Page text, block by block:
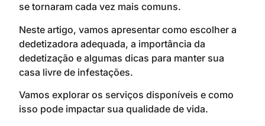
se tornaram cada vez mais comuns.
Neste artigo, vamos apresentar como escolher a
dedetizadora adequada, a importância da
dedetização e algumas dicas para manter sua
casa livre de infestações.
Vamos explorar os serviços disponíveis e como
isso pode impactar sua qualidade de vida.